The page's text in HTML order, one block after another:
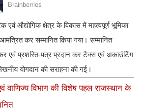
एवं औद्योगिक क्षेत्र के विकास में महत्वपूर्ण भूमिका
कर सम्मानित किया गया। सम्मानित
एवं प्रशस्ति-पत्र प्रदान कर टैक्स एवं अकाउंटिंग
योगदान की सराहना की गई।
वाणिज्य विभाग की विशेष पहल राजस्थान के